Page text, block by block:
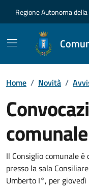
Regione Autonoma
Home / Novità /
comunale
Dettagli
Il Consiglio comunale
presso la sala
Umberto I°, per